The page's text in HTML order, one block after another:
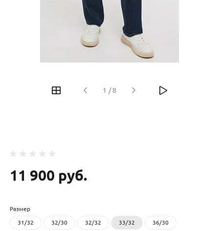
1 / 8
11 900 руб.
Размер
31/32 32/30 32/32 33/32 36/30